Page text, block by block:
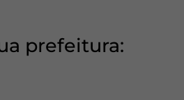
prefeitura: